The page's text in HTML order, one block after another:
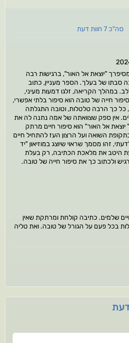
סה"כ 7 חוות דעת
"יוצאת אל האור", ברגישות רבה
סבתו של בעלך. הספר מעניין, כתוב
במהלך הקריאה, זלגו דמעות מעיני,
חייה של טובה הוא סיפור בלתי אפשרי,
כל כך הרבה טלטלות, וטובה התגלתה
אין ספק שצוואתה של אמה נתנה לה את
אל האור" הוא סיפור חיים מרתק
השואה ועל הרצון העז להתחיל חיים
זהו מסמך שראוי שיוצג במוזיאון "יד
היטב את מלאכת הכתיבה, רק בעלת
ולכתוב כך את סיפור חייה של טובה.
שלמים. כתיבה קולחת ומרתקת שאין
בכל פעם על הגורל של טובה. ואת טליה
דעת